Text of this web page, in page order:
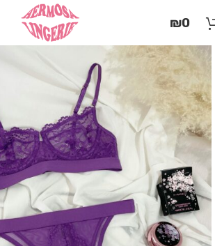
זֶה
מַעֲרֶכֶת
"המרכז
הישראלי
לְהַנְגָּשָׁת
אָתָרִים".
הַמְּסַיַּעַת
לִנְגִישׁוּת
הָאֲתָר.
לִפְתִיחַת
תַּפְרִיט
הֵנְּגִישׁוּת
לְחַץ
ALT+0
₪0